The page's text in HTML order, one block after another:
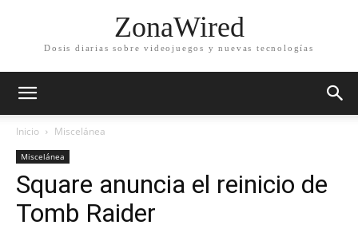
ZonaWired
Dosis diarias sobre videojuegos y nuevas tecnologías
Inicio Miscelánea
Miscelánea
Square anuncia el reinicio de
Tomb Raider